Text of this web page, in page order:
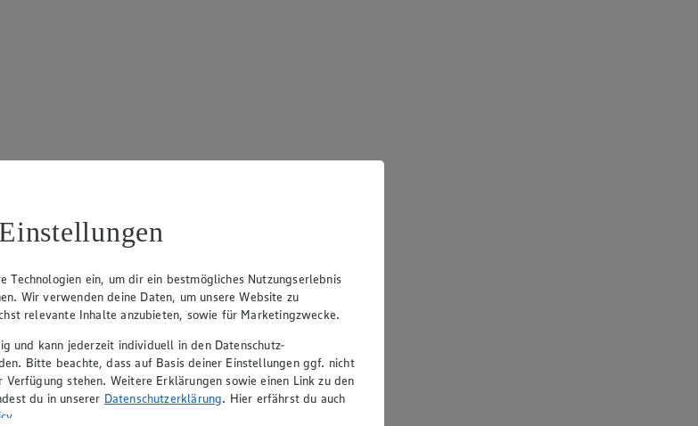
Technologien ein, um dir ein bestmögliches Nutzungserlebnis
Wir verwenden deine Daten, um unsere Website zu
relevante Inhalte anzubieten, sowie für Marketingzwecke.
und kann jederzeit individuell in den Datenschutz-
Bitte beachte, dass auf Basis deiner Einstellungen ggf. nicht
stehen. Weitere Erklärungen sowie einen Link zu den
du in unserer Datenschutzerklärung. Hier erfährst du auch
.